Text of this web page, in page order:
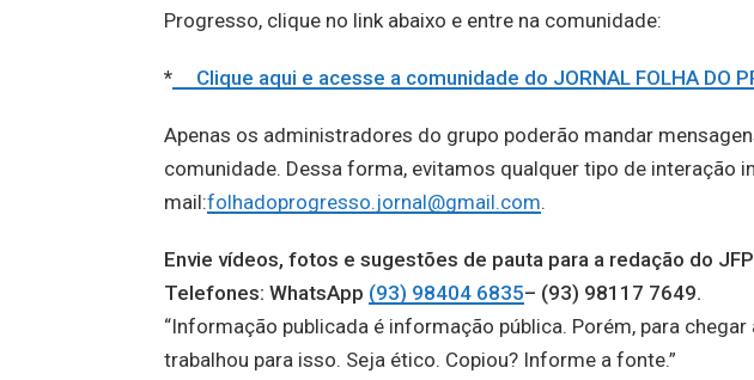
Progresso, clique no link abaixo e entre na comunidade:
* Clique aqui e acesse a comunidade do JORNAL FOLHA DO
Apenas os administradores do grupo poderão mandar
comunidade. Dessa forma, evitamos qualquer tipo de interação
mail:folhadoprogresso.jornal@gmail.com.
Envie vídeos, fotos e sugestões de pauta para a redação do JFP
Telefones: WhatsApp (93) 98404 6835– (93) 98117 7649.
“Informação publicada é informação pública. Porém, para
trabalhou para isso. Seja ético. Copiou? Informe a fonte.”